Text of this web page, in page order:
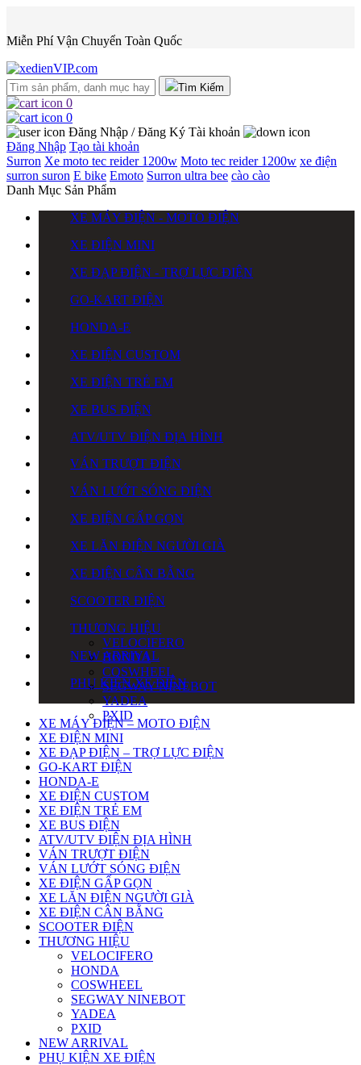
Miễn Phí Vận Chuyển Toàn Quốc
Tìm Kiếm
0
0
Đăng Nhập / Đăng Ký Tài khoản
Đăng Nhập Tạo tài khoản
Surron Xe moto tec reider 1200w Moto tec reider 1200w xe điện
surron suron E bike Emoto Surron ultra bee cào cào
Danh Mục Sản Phẩm
XE MÁY ĐIỆN - MOTO ĐIỆN
XE ĐIỆN MINI
XE ĐẠP ĐIỆN - TRỢ LỰC ĐIỆN
GO-KART ĐIỆN
HONDA-E
XE ĐIỆN CUSTOM
XE ĐIỆN TRẺ EM
XE BUS ĐIỆN
ATV/UTV ĐIỆN ĐỊA HÌNH
VÁN TRƯỢT ĐIỆN
VÁN LƯỚT SÓNG ĐIỆN
XE ĐIỆN GẤP GỌN
XE LĂN ĐIỆN NGƯỜI GIÀ
XE ĐIỆN CÂN BẰNG
SCOOTER ĐIỆN
THƯƠNG HIỆU
VELOCIFERO
HONDA
COSWHEEL
SEGWAY NINEBOT
YADEA
PXID
NEW ARRIVAL
PHỤ KIỆN XE ĐIỆN
XE MÁY ĐIỆN – MOTO ĐIỆN
XE ĐIỆN MINI
XE ĐẠP ĐIỆN – TRỢ LỰC ĐIỆN
GO-KART ĐIỆN
HONDA-E
XE ĐIỆN CUSTOM
XE ĐIỆN TRẺ EM
XE BUS ĐIỆN
ATV/UTV ĐIỆN ĐỊA HÌNH
VÁN TRƯỢT ĐIỆN
VÁN LƯỚT SÓNG ĐIỆN
XE ĐIỆN GẤP GỌN
XE LĂN ĐIỆN NGƯỜI GIÀ
XE ĐIỆN CÂN BẰNG
SCOOTER ĐIỆN
THƯƠNG HIỆU
VELOCIFERO
HONDA
COSWHEEL
SEGWAY NINEBOT
YADEA
PXID
NEW ARRIVAL
PHỤ KIỆN XE ĐIỆN